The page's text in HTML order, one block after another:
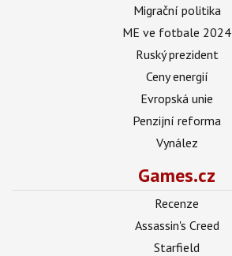
Migrační politika
ME ve fotbale 2024
Ruský prezident
Ceny energií
Evropská unie
Penzijní reforma
Vynález
Games.cz
Recenze
Assassin's Creed
Starfield